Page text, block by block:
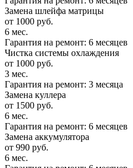
Замена шлейфа матрицы
от 1000 руб.
6 мес.
Гарантия на ремонт: 6 месяцев
Чистка системы охлаждения
от 1000 руб.
3 мес.
Гарантия на ремонт: 3 месяца
Замена куллера
от 1500 руб.
6 мес.
Гарантия на ремонт: 6 месяцев
Замена аккумулятора
от 990 руб.
6 мес.